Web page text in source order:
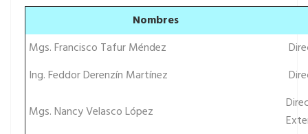
Nombres
Mgs. Francisco Tafur Méndez
Ing. Feddor Derenzín Martínez
Mgs. Nancy Velasco López